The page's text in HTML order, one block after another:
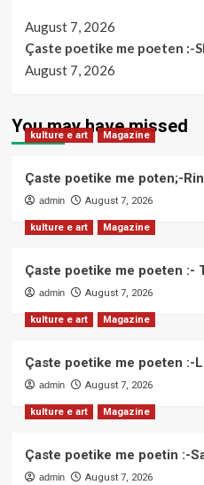
August 7, 2026
Çaste poetike me poeten :-
August 7, 2026
You may have missed
kulture e art Magazine
Çaste poetike me poten;-
admin August 7, 2026
kulture e art Magazine
Çaste poetike me poeten :-
admin August 7, 2026
kulture e art Magazine
Çaste poetike me poeten :-
admin August 7, 2026
kulture e art Magazine
Çaste poetike me poetin :-
admin August 7, 2026